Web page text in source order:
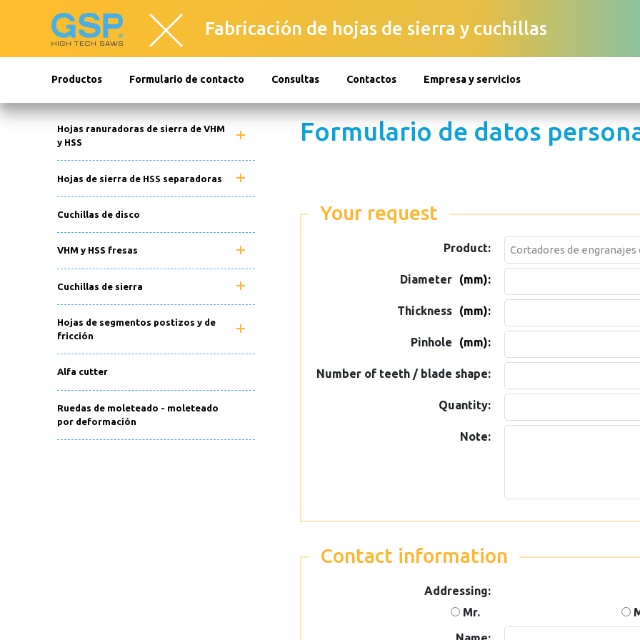
Fabricación de hojas de sierra y cuchillas
Productos Formulario de contacto Consultas Contactos Empresa y servicios
Hojas ranuradoras de sierra de VHM
y HSS
Hojas de sierra de HSS separadoras
Cuchillas de disco
VHM y HSS fresas
Cuchillas de sierra
Hojas de segmentos postizos y de
fricción
Alfa cutter
Ruedas de moleteado - moleteado
por deformación
Formulario de datos
Your request
Product:
Diameter (mm):
Thickness (mm):
Pinhole (mm):
Number of teeth / blade shape:
Quantity:
Note:
Contact information
Addressing:
Mr.